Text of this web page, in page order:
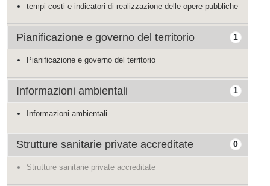
tempi costi e indicatori di realizzazione delle opere pubbliche
1
Pianificazione e governo del territorio
Pianificazione e governo del territorio
1
Informazioni ambientali
Informazioni ambientali
0
Strutture sanitarie private accreditate
Strutture sanitarie private accreditate